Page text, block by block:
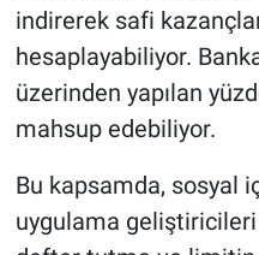
indirerek safi
hesaplayabiliyor.
üzerinden yapılan
mahsup edebiliyor.
Bu kapsamda, sosyal
uygulama